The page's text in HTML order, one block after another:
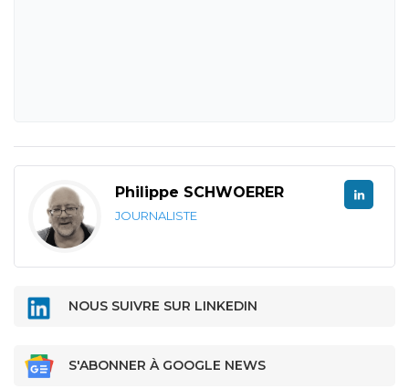
Philippe SCHWOERER
JOURNALISTE
NOUS SUIVRE SUR LINKEDIN
S'ABONNER À GOOGLE NEWS